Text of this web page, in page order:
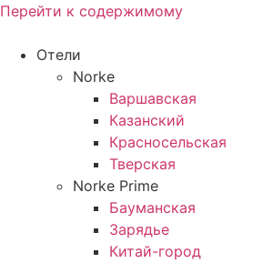
Перейти к содержимому
Отели
Norke
Варшавская
Казанский
Красносельская
Тверская
Norke Prime
Бауманская
Зарядье
Китай-город